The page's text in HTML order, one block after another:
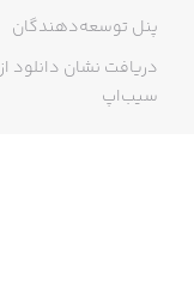
پنل توسعه‌دهندگان
دریافت نشان دانلود از
سیب‌اپ